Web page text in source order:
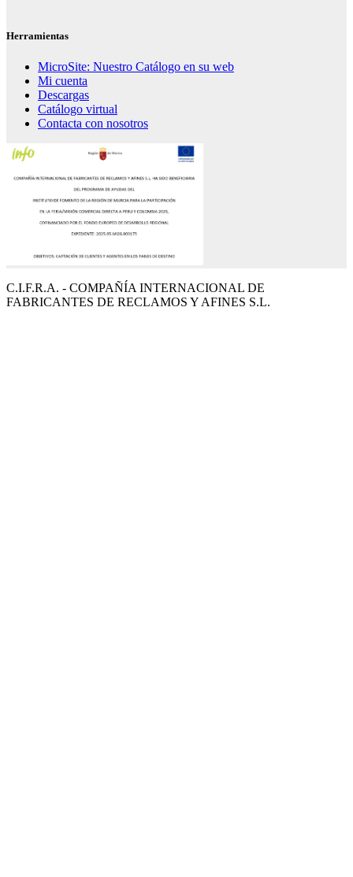
Herramientas
MicroSite: Nuestro Catálogo en su web
Mi cuenta
Descargas
Catálogo virtual
Contacta con nosotros
C.I.F.R.A. - COMPAÑÍA INTERNACIONAL DE
FABRICANTES DE RECLAMOS Y AFINES S.L.